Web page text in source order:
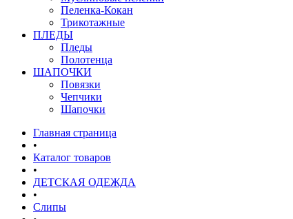
Пеленка-Кокан
Трикотажные
ПЛЕДЫ
Пледы
Полотенца
ШАПОЧКИ
Повязки
Чепчики
Шапочки
Главная страница
•
Каталог товаров
•
ДЕТСКАЯ ОДЕЖДА
•
Слипы